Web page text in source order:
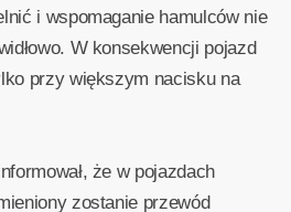
i wspomaganie hamulców nie
W konsekwencji pojazd
przy większym nacisku na
że w pojazdach
zostanie przewód